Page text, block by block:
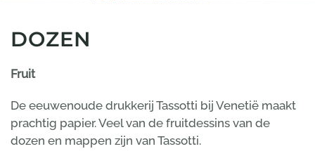
DOZEN
Fruit
De eeuwenoude drukkerij Tassotti bij Venetië maakt
prachtig papier. Veel van de fruitdessins van de
dozen en mappen zijn van Tassotti.